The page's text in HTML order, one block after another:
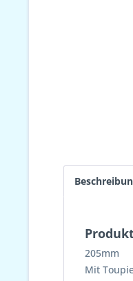
205mm
Mit